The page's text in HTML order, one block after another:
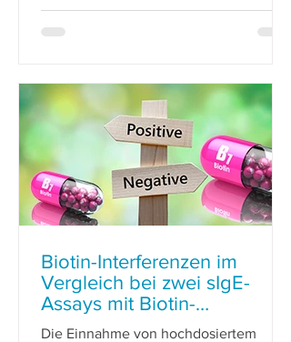
Biotin-Interferenzen im
Vergleich bei zwei sIgE-
Assays mit Biotin-
Streptavidin-Reaktionen
Die Einnahme von hochdosiertem